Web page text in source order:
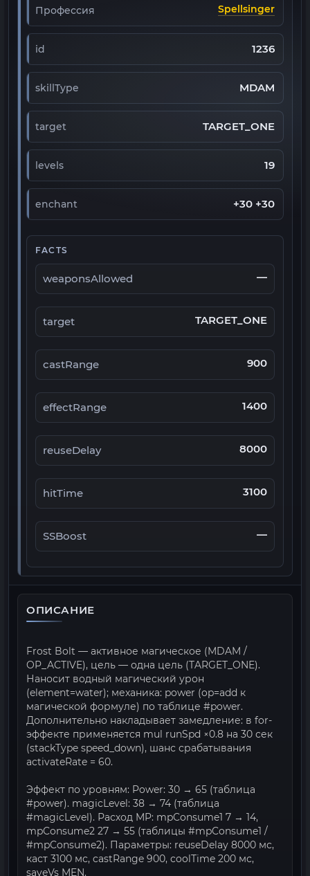
Профессия Spellsinger
id 1236
skillType MDAM
target TARGET_ONE
levels 19
enchant +30 +30
FACTS
weaponsAllowed —
target TARGET_ONE
castRange 900
effectRange 1400
reuseDelay 8000
hitTime 3100
SSBoost —
ОПИСАНИЕ
Frost Bolt — активное магическое (MDAM /
OP_ACTIVE), цель — одна цель (TARGET_ONE).
Наносит водный магический урон
(element=water); механика: power (op=add к
магической формуле) по таблице #power.
Дополнительно накладывает замедление: в for-
эффекте применяется mul runSpd ×0.8 на 30 сек
(stackType speed_down), шанс срабатывания
activateRate = 60.
Эффект по уровням: Power: 30 → 65 (таблица
#power). magicLevel: 38 → 74 (таблица
#magicLevel). Расход MP: mpConsume1 7 → 14,
mpConsume2 27 → 55 (таблицы #mpConsume1 /
#mpConsume2). Параметры: reuseDelay 8000 мс,
каст 3100 мс, castRange 900, coolTime 200 мс,
saveVs MEN.